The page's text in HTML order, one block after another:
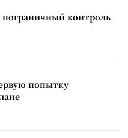
контроль
попытку